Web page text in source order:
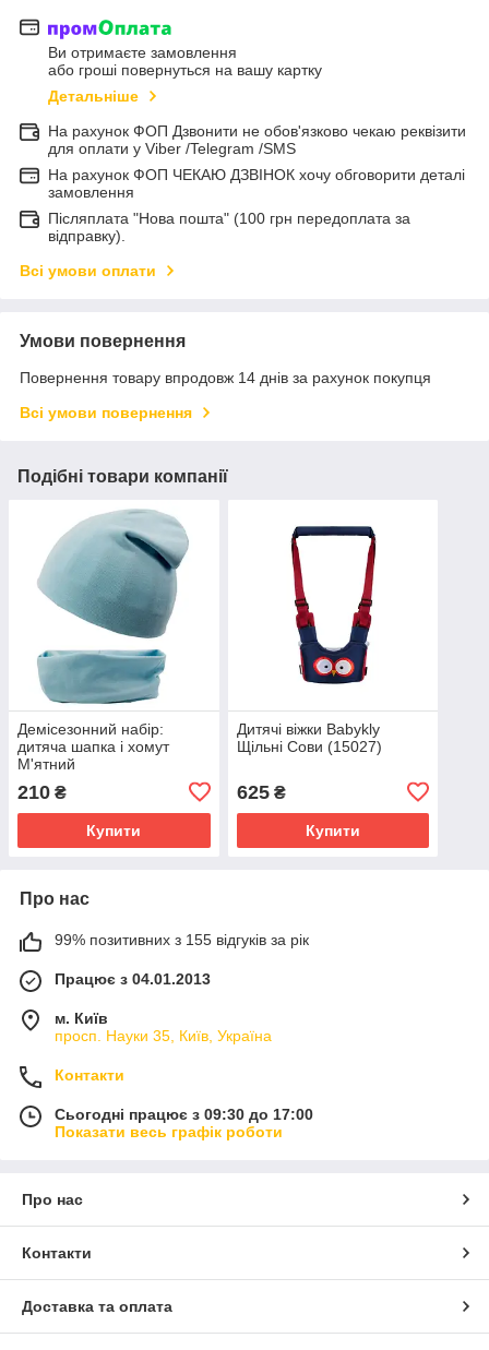
Ви отримаєте замовлення
або гроші повернуться на вашу картку
Детальніше
На рахунок ФОП Дзвонити не обов'язково чекаю реквізити
для оплати у Viber /Telegram /SMS
На рахунок ФОП ЧЕКАЮ ДЗВІНОК хочу обговорити деталі
замовлення
Післяплата "Нова пошта" (100 грн передоплата за
відправку).
Всі умови оплати
Умови повернення
Повернення товару впродовж 14 днів за рахунок покупця
Всі умови повернення
Подібні товари компанії
Демісезонний набір:
дитяча шапка і хомут
М'ятний
210 ₴
Купити
Дитячі віжки Babykly
Щільні Сови (15027)
625₴
Купити
Про нас
99% позитивних з 155 відгуків за рік
Працює з 04.01.2013
м. Київ
просп. Науки 35, Київ, Україна
Контакти
Сьогодні працює з 09:30 до 17:00
Показати весь графік роботи
Про нас
Контакти
Доставка та оплата